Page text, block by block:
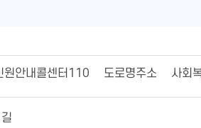
원안내콜센터110 도로명주소 사회